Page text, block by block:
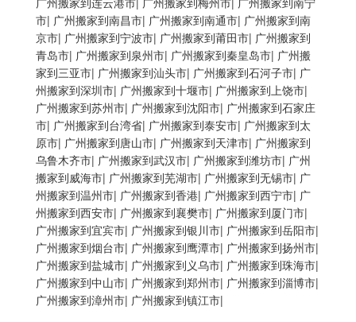
市| 广州搬家到南昌市| 广州搬家到南通市| 广州搬家到南
京市| 广州搬家到宁波市| 广州搬家到莆田市| 广州搬家到
青岛市| 广州搬家到泉州市| 广州搬家到秦皇岛市| 广州搬
家到三亚市| 广州搬家到汕头市| 广州搬家到石河子市| 广
州搬家到深圳市| 广州搬家到十堰市| 广州搬家到上饶市|
广州搬家到苏州市| 广州搬家到沈阳市| 广州搬家到石家庄
市| 广州搬家到台湾省| 广州搬家到泰安市| 广州搬家到太
原市| 广州搬家到唐山市| 广州搬家到天津市| 广州搬家到
乌鲁木齐市| 广州搬家到武汉市| 广州搬家到潍坊市| 广州
搬家到威海市| 广州搬家到芜湖市| 广州搬家到无锡市| 广
州搬家到温州市| 广州搬家到香港| 广州搬家到西宁市| 广
州搬家到西安市| 广州搬家到襄樊市| 广州搬家到厦门市|
广州搬家到宜宾市| 广州搬家到银川市| 广州搬家到岳阳市|
广州搬家到烟台市| 广州搬家到鹰潭市| 广州搬家到扬州市|
广州搬家到盐城市| 广州搬家到义乌市| 广州搬家到珠海市|
广州搬家到中山市| 广州搬家到郑州市| 广州搬家到淄博市|
广州搬家到漳州市| 广州搬家到镇江市|